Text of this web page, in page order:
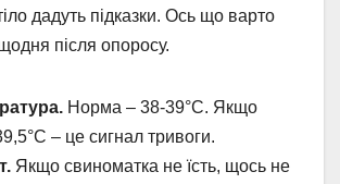
дадуть підказки. Ось що варто
після опоросу.
Норма – 38-39°C. Якщо
– це сигнал тривоги.
Якщо свиноматка не їсть, щось не